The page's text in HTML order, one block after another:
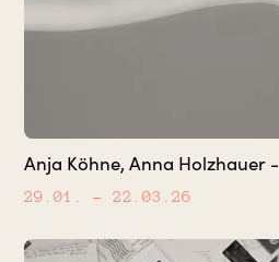
Anja Köhne, Anna Holzhauer -
29.01. – 22.03.26